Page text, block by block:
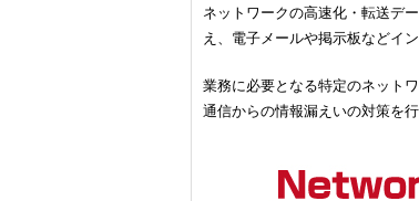
ネットワークの高速化・転送デ
え、電子メールや掲示板などイ
業務に必要となる特定のネット
通信からの情報漏えいの対策を